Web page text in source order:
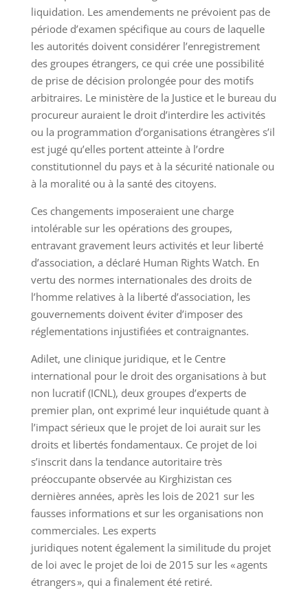
liquidation. Les amendements ne prévoient pas de
période d’examen spécifique au cours de laquelle
les autorités doivent considérer l’enregistrement
des groupes étrangers, ce qui crée une possibilité
de prise de décision prolongée pour des motifs
arbitraires. Le ministère de la Justice et le bureau du
procureur auraient le droit d’interdire les activités
ou la programmation d’organisations étrangères s’il
est jugé qu’elles portent atteinte à l’ordre
constitutionnel du pays et à la sécurité nationale ou
à la moralité ou à la santé des citoyens.
Ces changements imposeraient une charge
intolérable sur les opérations des groupes,
entravant gravement leurs activités et leur liberté
d’association, a déclaré Human Rights Watch. En
vertu des normes internationales des droits de
l’homme relatives à la liberté d’association, les
gouvernements doivent éviter d’imposer des
réglementations injustifiées et contraignantes.
Adilet, une clinique juridique, et le Centre
international pour le droit des organisations à but
non lucratif (ICNL), deux groupes d’experts de
premier plan, ont exprimé leur inquiétude quant à
l’impact sérieux que le projet de loi aurait sur les
droits et libertés fondamentaux. Ce projet de loi
s’inscrit dans la tendance autoritaire très
préoccupante observée au Kirghizistan ces
dernières années, après les lois de 2021 sur les
fausses informations et sur les organisations non
commerciales. Les experts
juridiques notent également la similitude du projet
de loi avec le projet de loi de 2015 sur les « agents
étrangers », qui a finalement été retiré.